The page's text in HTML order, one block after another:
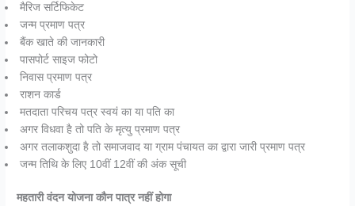
मैरिज सर्टिफिकेट
जन्म प्रमाण पत्र
बैंक खाते की जानकारी
पासपोर्ट साइज फोटो
निवास प्रमाण पत्र
राशन कार्ड
मतदाता परिचय पत्र स्वयं का या पति का
अगर विधवा है तो पति के मृत्यु प्रमाण पत्र
अगर तलाकशुदा है तो समाजवाद या ग्राम पंचायत का द्वारा जारी प्रमाण पत्र
जन्म तिथि के लिए 10वीं 12वीं की अंक सूची
महतारी वंदन योजना कौन पात्र नहीं होगा